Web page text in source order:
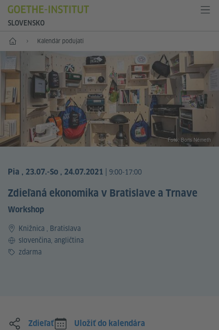
SLOVENSKO
Štart Kalendár podujatí
Pia , 23.07.-So , 24.07.2021 9:00-17:00
Zdieľaná ekonomika v Bratislave a Trnave
Workshop
Knižnica , Bratislava
Jazykslovenčina, angličtina
Cenazdarma
Foto: Boris Németh
Zdieľať Uložiť do kalendára